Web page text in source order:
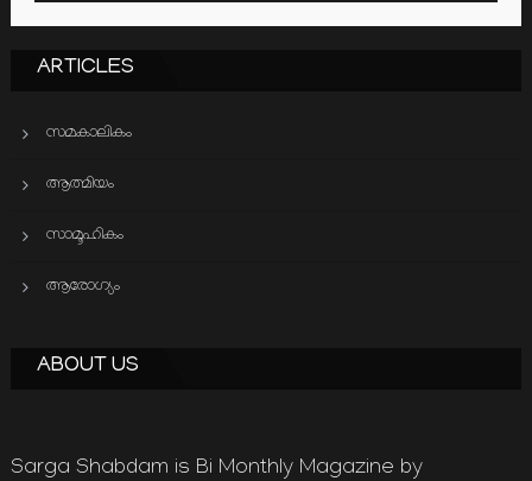
ARTICLES
സമകാലികം
ആത്മിയം
സാമൂഹികം
ആരോഗ്യം
ABOUT US
Sarga Shabdam is Bi Monthly Magazine by